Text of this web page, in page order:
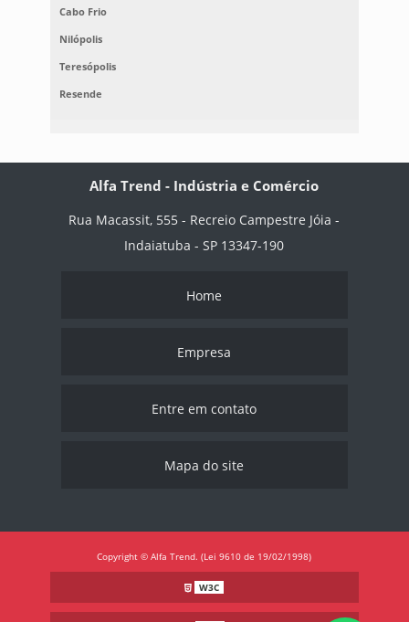
Cabo Frio
Nilópolis
Teresópolis
Resende
Alfa Trend - Indústria e Comércio
Rua Macassit, 555 - Recreio Campestre Jóia -
Indaiatuba - SP 13347-190
Home
Empresa
Entre em contato
Mapa do site
Copyright © Alfa Trend. (Lei 9610 de 19/02/1998)
W3C